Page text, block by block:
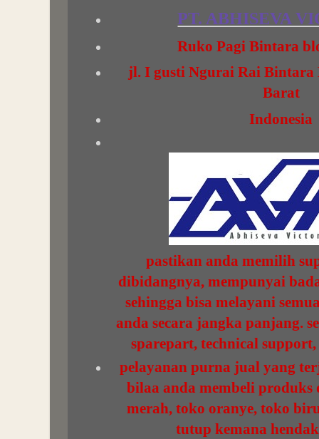
PT. ABHISEVA
Ruko Pagi Bintara
jl. I gusti Ngurai Rai Bintara
Barat
Indonesia
pastikan anda memilih
dibidangnya, mempunyai
sehingga bisa melayani
anda secara jangka panjang.
sparepart, technical
pelayanan purna jual yang
bilaa anda membeli
merah, toko oranye, toko
tutup kemana